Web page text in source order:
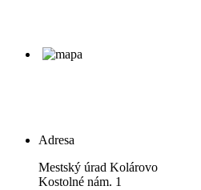
Adresa
Mestský úrad Kolárovo
Kostolné nám. 1